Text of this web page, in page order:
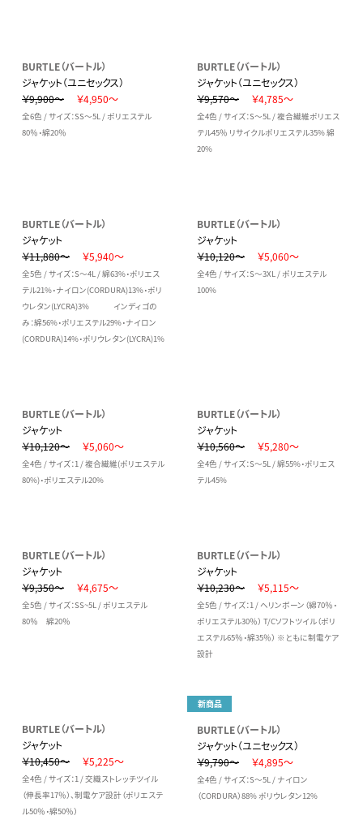
BURTLE（バートル）
ジャケット（ユニセックス）
￥9,900～
￥4,950～
全6色 / サイズ：SS～5L / ポリエステル
80％・綿20％
BURTLE（バートル）
ジャケット（ユニセックス）
￥9,570～
￥4,785～
全4色 / サイズ：S～5L / 複合繊維ポリエス
テル45％ リサイクルポリエステル35% 綿
20%
BURTLE（バートル）
ジャケット
￥11,880～
￥5,940～
全5色 / サイズ：S～4L / 綿63%・ポリエス
テル21%・ナイロン(CORDURA)13%・ポリ
ウレタン(LYCRA)3% インディゴの
み：綿56%・ポリエステル29%・ナイロン
(CORDURA)14%・ポリウレタン(LYCRA)1%
BURTLE（バートル）
ジャケット
￥10,120～
￥5,060～
全4色 / サイズ：S～3XL / ポリエステル
100%
BURTLE（バートル）
ジャケット
￥10,120～
￥5,060～
全4色 / サイズ：1 / 複合繊維(ポリエステル
80%)・ポリエステル20%
BURTLE（バートル）
ジャケット
￥10,560～
￥5,280～
全4色 / サイズ：S～5L / 綿55%・ポリエス
テル45%
BURTLE（バートル）
ジャケット
￥9,350～
￥4,675～
全5色 / サイズ：SS~5L / ポリエステル
80％ 綿20％
BURTLE（バートル）
ジャケット
￥10,230～
￥5,115～
全5色 / サイズ：1 / ヘリンボーン（綿70％・
ポリエステル30％） T/Cソフトツイル（ポリ
エステル65％・綿35％） ※ともに制電ケア
設計
BURTLE（バートル）
ジャケット
￥10,450～
￥5,225～
全4色 / サイズ：1 / 交織ストレッチツイル
（伸長率17％）、制電ケア設計（ポリエステ
ル50％・綿50％）
新商品
BURTLE（バートル）
ジャケット（ユニセックス）
￥9,790～
￥4,895～
全4色 / サイズ：S～5L / ナイロン
（CORDURA）88% ポリウレタン12%